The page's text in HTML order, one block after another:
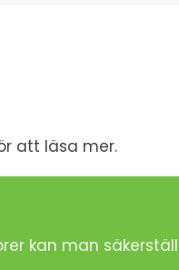
att läsa mer.
kan man